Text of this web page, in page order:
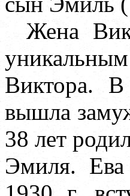
Жена
Виктора.
вышла
38 лет
Эмиля. Ева